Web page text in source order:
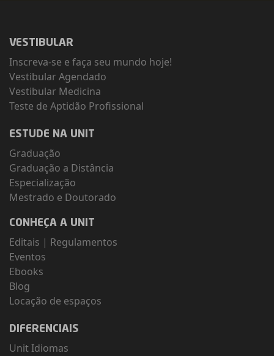
VESTIBULAR
Inscreva-se e faça seu mundo hoje!
Vestibular Agendado
Vestibular Medicina
Teste de Aptidão Profissional
ESTUDE NA UNIT
Graduação
Graduação a Distância
Especialização
Mestrado e Doutorado
CONHEÇA A UNIT
Editais | Regulamentos
Eventos
Ebooks
Blog
Locação de espaços
DIFERENCIAIS
Unit Idiomas